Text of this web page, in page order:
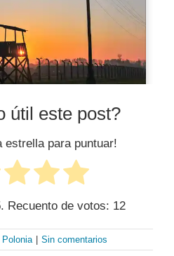
útil este post?
estrella para puntuar!
Recuento de votos: 12
Polonia | Sin comentarios